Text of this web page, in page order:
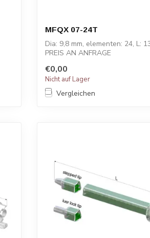
MFQX 07-24T
Dia: 9,8 mm, elementen: 24, L:
PREIS AN ANFRAGE
€0,00
Nicht auf Lager
Vergleichen